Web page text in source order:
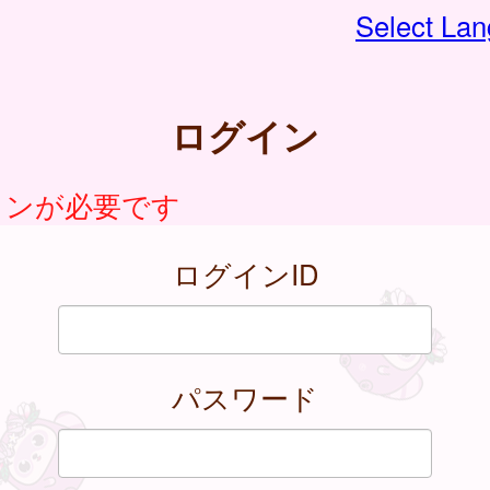
Select
ログイン
が必要です
ログインID
パスワード